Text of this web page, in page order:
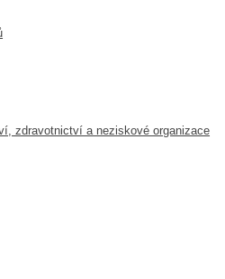
zdravotnictví a neziskové organizace